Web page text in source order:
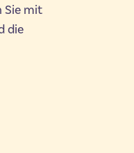
Sie mit
die